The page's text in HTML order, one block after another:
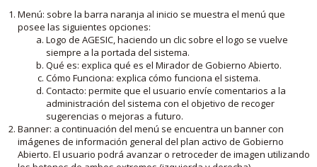
Menú: sobre la barra naranja al inicio se muestra el menú que
posee las siguientes opciones:
Logo de AGESIC, haciendo un clic sobre el logo se vuelve
siempre a la portada del sistema.
Qué es: explica qué es el Mirador de Gobierno Abierto.
Cómo Funciona: explica cómo funciona el sistema.
Contacto: permite que el usuario envíe comentarios a la
administración del sistema con el objetivo de recoger
sugerencias o mejoras a futuro.
Banner: a continuación del menú se encuentra un banner con
imágenes de información general del plan activo de Gobierno
Abierto. El usuario podrá avanzar o retroceder de imagen utilizando